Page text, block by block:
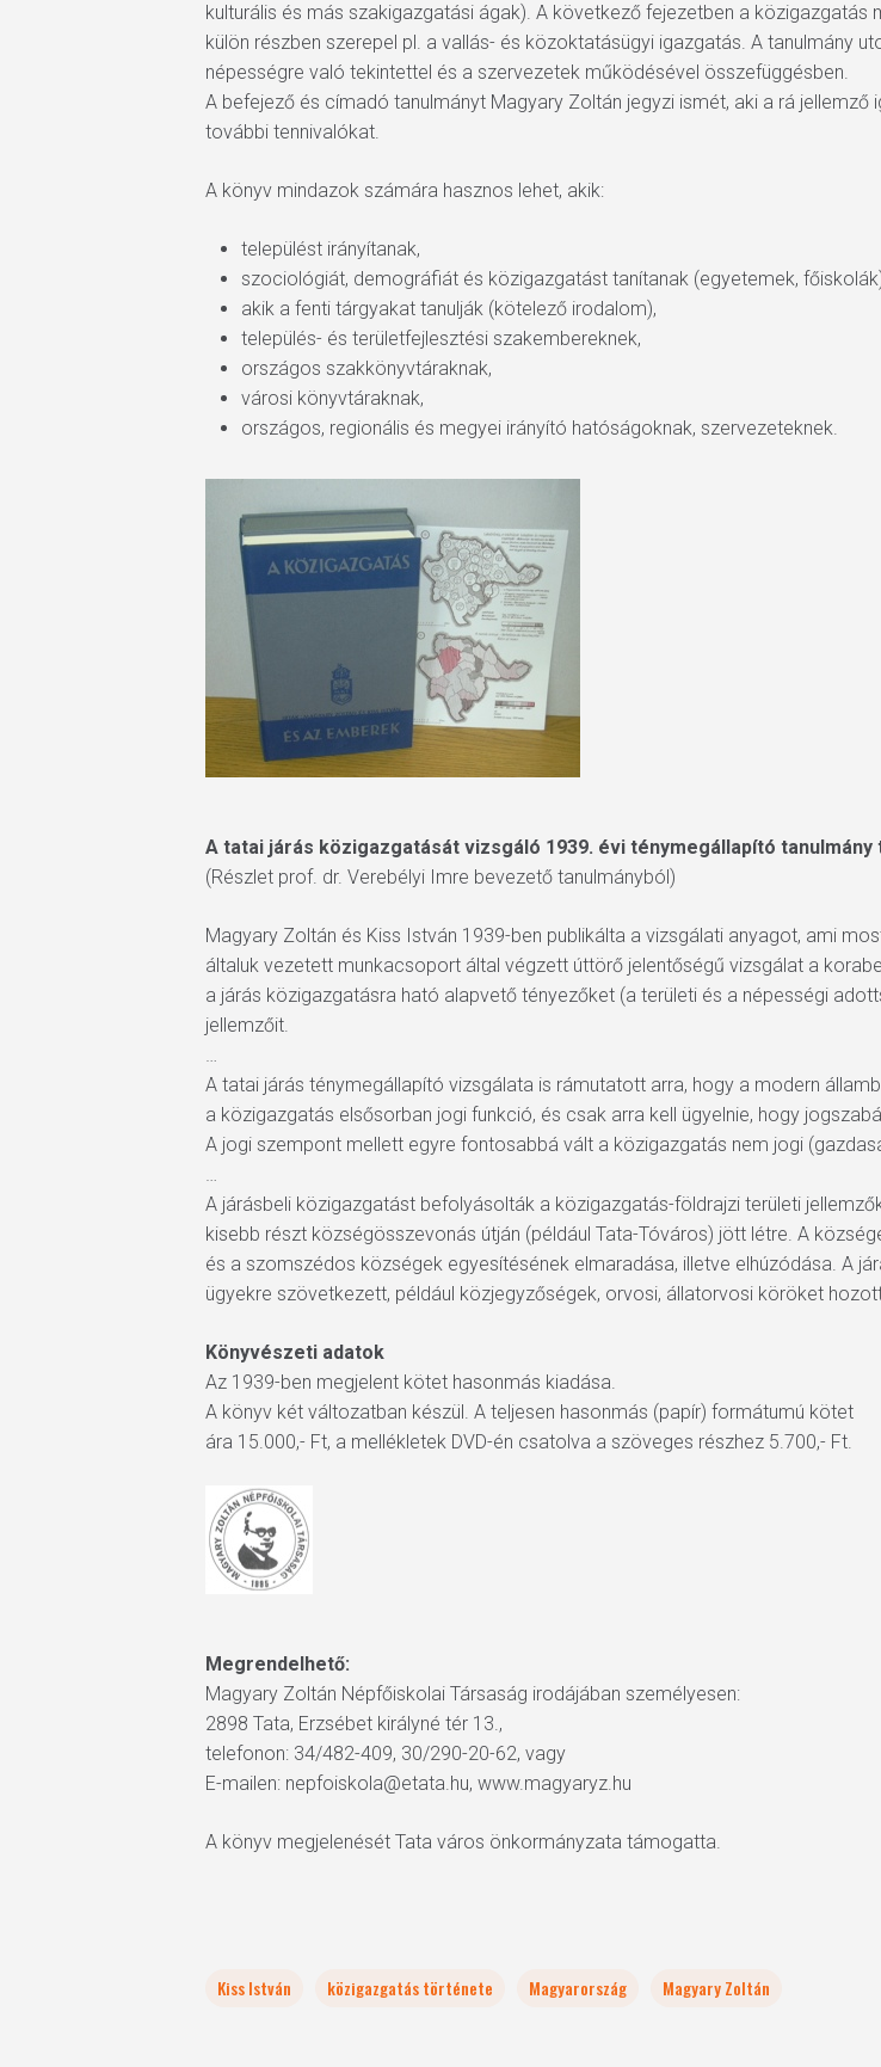
kulturális és más szakigazgatási ágak). A következő fejezetben a
külön részben szerepel pl. a vallás- és közoktatásügyi igazgatás. A tanulmány
népességre való tekintettel és a szervezetek működésével összefüggésben.
A befejező és címadó tanulmányt Magyary Zoltán jegyzi ismét, aki a rá
további tennivalókat.
A könyv mindazok számára hasznos lehet, akik:
települést irányítanak,
szociológiát, demográfiát és közigazgatást tanítanak (egyetemek,
akik a fenti tárgyakat tanulják (kötelező irodalom),
település- és területfejlesztési szakembereknek,
országos szakkönyvtáraknak,
városi könyvtáraknak,
országos, regionális és megyei irányító hatóságoknak, szervezeteknek.
A tatai járás közigazgatását vizsgáló 1939. évi ténymegállapító tanulmány
(Részlet prof. dr. Verebélyi Imre bevezető tanulmányból)
Magyary Zoltán és Kiss István 1939-ben publikálta a vizsgálati anyagot, ami
általuk vezetett munkacsoport által végzett úttörő jelentőségű vizsgálat a
a járás közigazgatásra ható alapvető tényezőket (a területi és a népességi
jellemzőit.
…
A tatai járás ténymegállapító vizsgálata is rámutatott arra, hogy a modern
a közigazgatás elsősorban jogi funkció, és csak arra kell ügyelnie, hogy
A jogi szempont mellett egyre fontosabbá vált a közigazgatás nem jogi
…
A járásbeli közigazgatást befolyásolták a közigazgatás-földrajzi területi
kisebb részt községösszevonás útján (például Tata-Tóváros) jött létre. A
és a szomszédos községek egyesítésének elmaradása, illetve elhúzódása. A
ügyekre szövetkezett, például közjegyzőségek, orvosi, állatorvosi köröket
Könyvészeti adatok
Az 1939-ben megjelent kötet hasonmás kiadása.
A könyv két változatban készül. A teljesen hasonmás (papír) formátumú kötet
ára 15.000,- Ft, a mellékletek DVD-én csatolva a szöveges részhez 5.700,- Ft.
Megrendelhető:
Magyary Zoltán Népfőiskolai Társaság irodájában személyesen:
2898 Tata, Erzsébet királyné tér 13.,
telefonon: 34/482-409, 30/290-20-62, vagy
E-mailen: nepfoiskola@etata.hu, www.magyaryz.hu
A könyv megjelenését Tata város önkormányzata támogatta.
Kiss István közigazgatás története Magyarország Magyary Zoltán